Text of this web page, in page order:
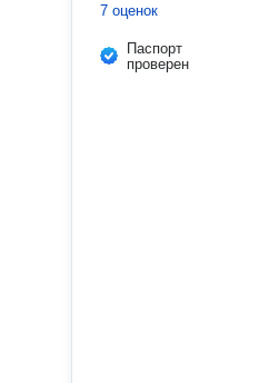
7 оценок
Паспорт
проверен